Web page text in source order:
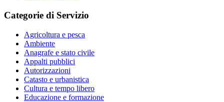
Categorie di Servizio
Agricoltura e pesca
Ambiente
Anagrafe e stato civile
Appalti pubblici
Autorizzazioni
Catasto e urbanistica
Cultura e tempo libero
Educazione e formazione